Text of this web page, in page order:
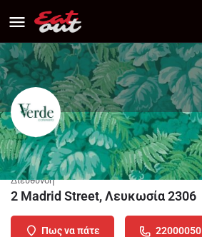
VERDE CAFERESTO
Διεύθυνση
2 Madrid Street, Λευκωσία 2306
Πως να πάτε 22000050